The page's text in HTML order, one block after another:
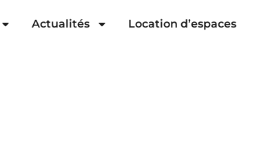
Actualités Location d’espaces